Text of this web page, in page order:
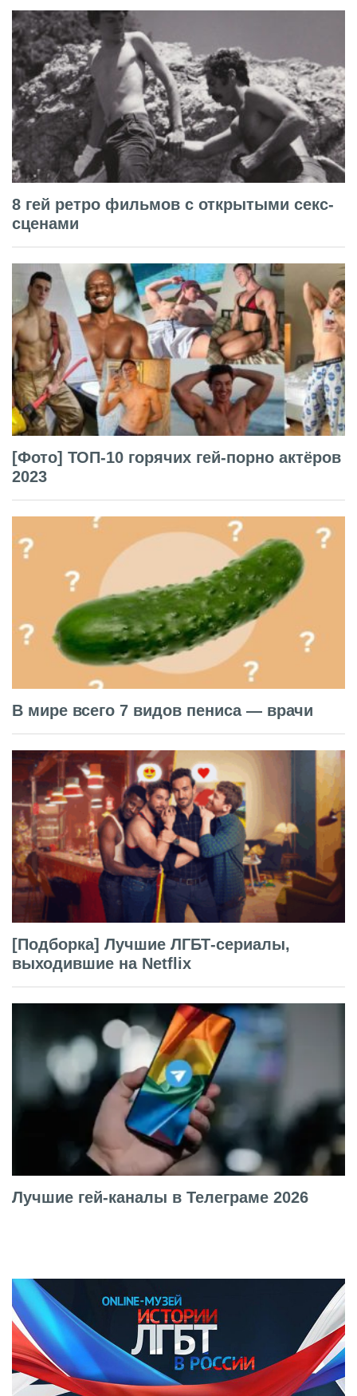
8 гей ретро фильмов с открытыми секс-
сценами
[Фото] ТОП-10 горячих гей-порно актёров
2023
В мире всего 7 видов пениса — врачи
[Подборка] Лучшие ЛГБТ-сериалы,
выходившие на Netflix
Лучшие гей-каналы в Телеграме 2026